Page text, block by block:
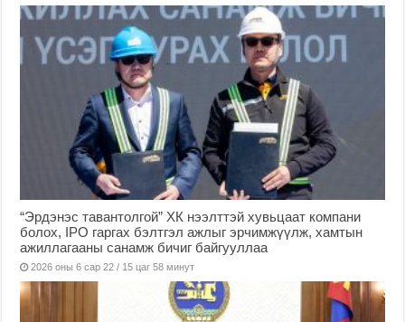
“Эрдэнэс тавантолгой” ХК нээлттэй хувьцаат компани
болох, IPO гаргах бэлтгэл ажлыг эрчимжүүлж, хамтын
ажиллагааны санамж бичиг байгууллаа
2026 оны 6 сар 22 / 15 цаг 58 минут